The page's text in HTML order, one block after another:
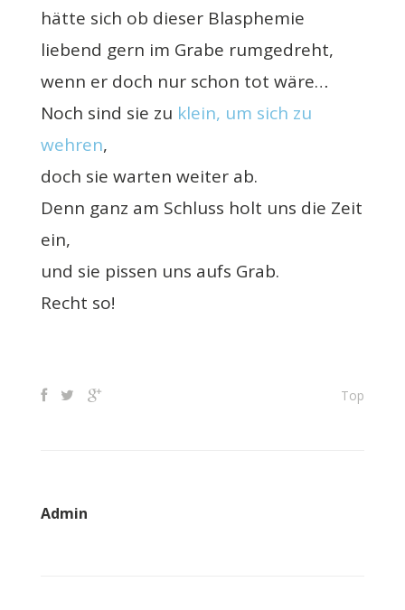
hätte sich ob dieser Blasphemie
liebend gern im Grabe rumgedreht,
wenn er doch nur schon tot wäre…
Noch sind sie zu klein, um sich zu
wehren,
doch sie warten weiter ab.
Denn ganz am Schluss holt uns die Zeit
ein,
und sie pissen uns aufs Grab.
Recht so!
Top
Admin